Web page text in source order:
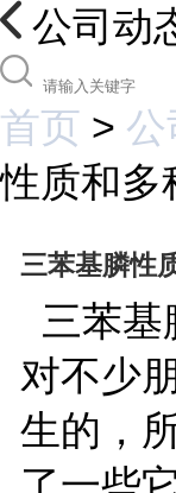
公司动
首页 > 公
性质和多
三苯基膦性
三苯基
对不少
生的，